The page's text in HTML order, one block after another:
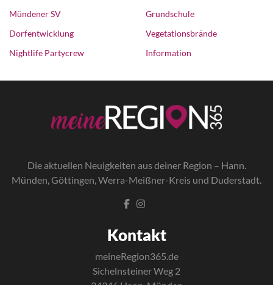
Mündener SV
Dorfentwicklung
Nightlife Partycrew
Grundschule
Vegetationsbrände
Information
Die aktuellen Neuigkeiten aus deiner Region – Hann.
Münden, Göttingen, Werra-Meißner-Kreis und Duderstadt.
Kontakt
meineRegion365.de
Sichelnsteiner Weg 2